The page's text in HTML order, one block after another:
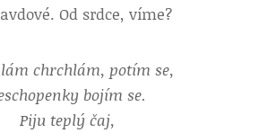
Od srdce, víme?
chrchlám, potím se,
bojím se.
Piju teplý čaj,